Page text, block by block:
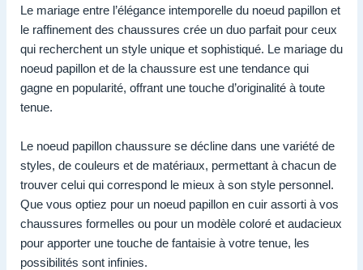
Le mariage entre l’élégance intemporelle du noeud papillon et
le raffinement des chaussures crée un duo parfait pour ceux
qui recherchent un style unique et sophistiqué. Le mariage du
noeud papillon et de la chaussure est une tendance qui
gagne en popularité, offrant une touche d’originalité à toute
tenue.
Le noeud papillon chaussure se décline dans une variété de
styles, de couleurs et de matériaux, permettant à chacun de
trouver celui qui correspond le mieux à son style personnel.
Que vous optiez pour un noeud papillon en cuir assorti à vos
chaussures formelles ou pour un modèle coloré et audacieux
pour apporter une touche de fantaisie à votre tenue, les
possibilités sont infinies.